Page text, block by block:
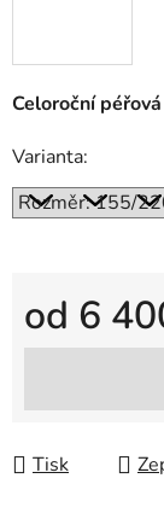
Celoroční
Varianta:
od 6
Měrná cena:
Tisk